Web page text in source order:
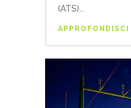
(ATS)...
APPROFONDISCI